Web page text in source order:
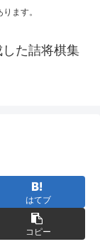
ます。
た詰将棋集
はてブ
コピー